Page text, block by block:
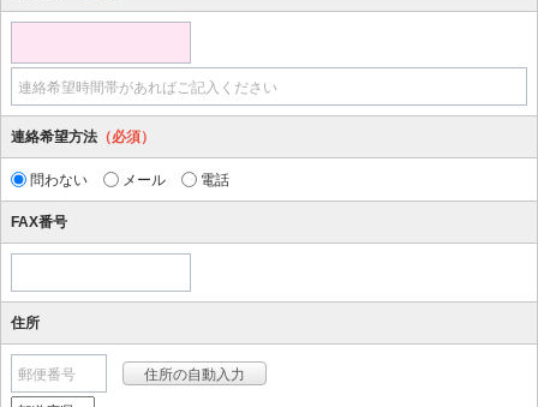
連絡希望時間帯があればご記入ください
連絡希望方法 （必須）
問わない メール 電話
FAX番号
住所
郵便番号